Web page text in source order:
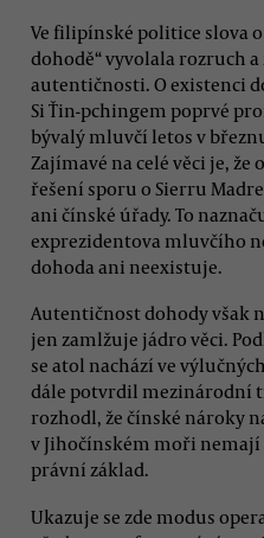
Ve filipínské politice slova
dohodě“ vyvolala rozruch
autentičnosti. O existenci
Si Ťin-pchingem poprvé
bývalý mluvčí letos v
Zajímavé na celé věci je,
řešení sporu o Sierru
ani čínské úřady. To
exprezidentova mluvčího
dohoda ani neexistuje.
Autentičnost dohody však
jen zamlžuje jádro věci.
se atol nachází ve
dále potvrdil mezinárodní
rozhodl, že čínské nároky
v Jihočínském moři
právní základ.
Ukazuje se zde modus